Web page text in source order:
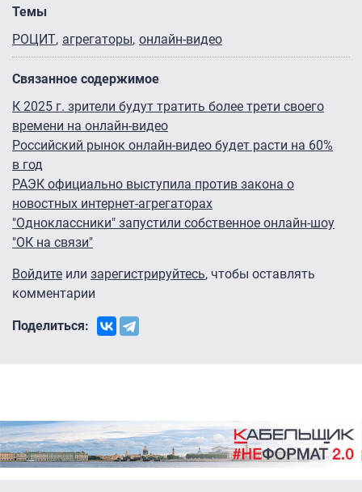
Темы
РОЦИТ агрегаторы онлайн-видео
Связанное содержимое
К 2025 г. зрители будут тратить более трети своего
времени на онлайн-видео
Российский рынок онлайн-видео будет расти на 60%
в год
РАЭК официально выступила против закона о
новостных интернет-агрегаторах
"Одноклассники" запустили собственное онлайн-шоу
"ОК на связи"
Войдите или зарегистрируйтесь, чтобы оставлять
комментарии
Поделиться: